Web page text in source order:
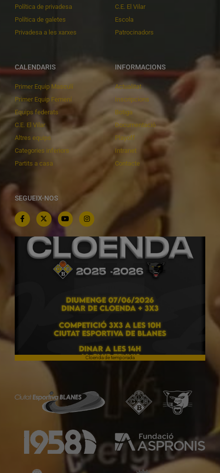
Política de privadesa
Política de galetes
Privadesa a les xarxes
C.E. El Vilar
Escola
Patrocinadors
CALENDARIS
Primer Equip Masculí
Primer Equip Femení
Equips federats
C.E. El Vilar
Altres equips
Categories inferiors
Partits a casa
INFORMACIONS
Actualitat
Inscripcions
Botiga
Documentació
Playoff
Intranet
Contacte
SEGUEIX-NOS
Cloenda de temporada